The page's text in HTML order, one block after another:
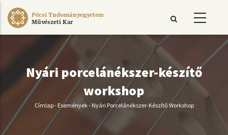
Ugrás
Pécsi Tudományegyetem
Művészeti Kar
Nyári porcelánékszer-készítő
workshop
Morzsa
Címlap- Események- Nyári Porcelánékszer-Készítő Workshop